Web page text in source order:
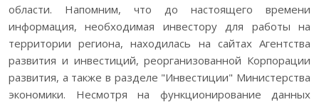
области. Напомним, что до настоящего времени
информация, необходимая инвестору для работы на
территории региона, находилась на сайтах Агентства
развития и инвестиций, реорганизованной Корпорации
развития, а также в разделе "Инвестиции" Министерства
экономики. Несмотря на функционирование данных